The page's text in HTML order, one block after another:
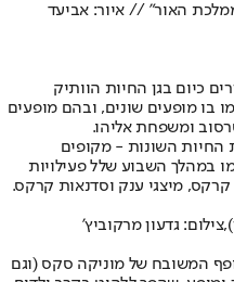
האור" // איור: אביעד
כיום בגן החיות הוותיק
בו מופעים שונים, ובהם מופעים
ומשפחת אליהו.
החיות השונות - מקופים
במהלך השבוע שלל פעילויות
מיצגי ענק וסדנאות קרקס.
גדעון מרקוביץ'
המשובח של מוניקה סקס (וגם